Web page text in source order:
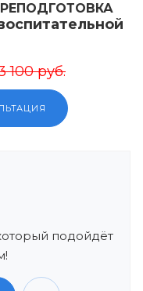
100 руб.
подойдёт